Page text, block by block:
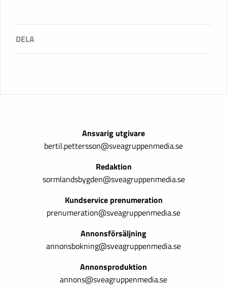
Ansvarig utgivare
bertil.pettersson@sveagruppenmedia.se
Redaktion
sormlandsbygden@sveagruppenmedia.se
Kundservice prenumeration
prenumeration@sveagruppenmedia.se
Annonsförsäljning
annonsbokning@sveagruppenmedia.se
Annonsproduktion
annons@sveagruppenmedia.se